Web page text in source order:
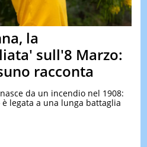
& TV
TEST
&
la
sull'8 Marzo:
racconta
da un incendio nel 1908:
legata a una lunga battaglia